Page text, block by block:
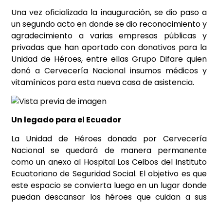
Una vez oficializada la inauguración, se dio paso a
un segundo acto en donde se dio reconocimiento y
agradecimiento a varias empresas públicas y
privadas que han aportado con donativos para la
Unidad de Héroes, entre ellas Grupo Difare quien
donó a Cervecería Nacional insumos médicos y
vitamínicos para esta nueva casa de asistencia.
Un legado para el Ecuador
La Unidad de Héroes donada por Cervecería
Nacional se quedará de manera permanente
como un anexo al Hospital Los Ceibos del Instituto
Ecuatoriano de Seguridad Social. El objetivo es que
este espacio se convierta luego en un lugar donde
puedan descansar los héroes que cuidan a sus